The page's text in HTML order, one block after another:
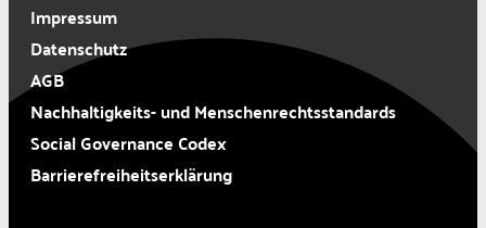
Impressum
Datenschutz
AGB
Nachhaltigkeits- und Menschenrechtsstandards
Social Governance Codex
Barrierefreiheitserklärung